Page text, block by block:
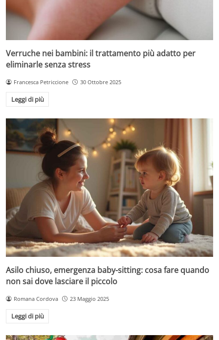
Verruche nei bambini: il trattamento più adatto per
eliminarle senza stress
Francesca Petriccione 30 Ottobre 2025
Leggi di più
Asilo chiuso, emergenza baby-sitting: cosa fare quando
non sai dove lasciare il piccolo
Romana Cordova 23 Maggio 2025
Leggi di più